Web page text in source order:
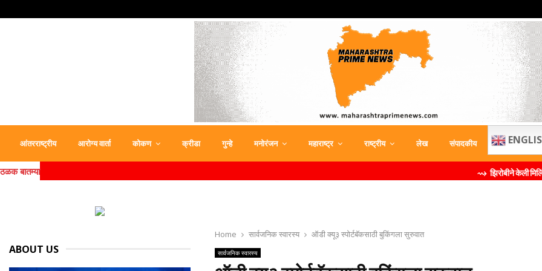
आंतरराष्ट्रीय आरोग्य वार्ता कोकण क्रीडा गुन्हे मनोरंजन महाराष्ट्र राष्ट्रीय लेख संपादकीय
ठळक बातम्या ⇝ झिरोबीने केली मिलिंद सोमण यांची ब्रँड
Home सार्वजनिक स्वारस्य ऑडी क्यू३ स्पोर्टबॅकसाठी बुकिंगला सुरुवात
सार्वजनिक स्वारस्य
ABOUT US